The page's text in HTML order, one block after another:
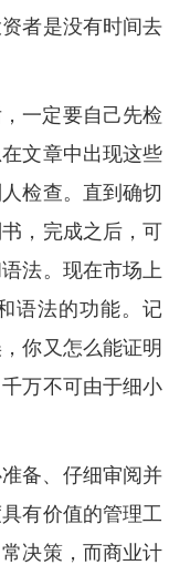
者是没有时间去
一定要自己先检
文章中出现这些
检查。直到确切
，完成之后，可
法。现在市场上
语法的功能。记
你又怎么能证明
万不可由于细小
备、仔细审阅并
有价值的管理工
决策，而商业计